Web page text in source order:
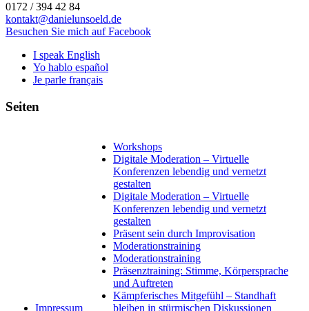
0172 / 394 42 84
kontakt@danielunsoeld.de
Besuchen Sie mich auf Facebook
I speak English
Yo hablo español
Je parle français
Seiten
Impressum
Workshops
Digitale Moderation – Virtuelle
Konferenzen lebendig und vernetzt
gestalten
Digitale Moderation – Virtuelle
Konferenzen lebendig und vernetzt
gestalten
Präsent sein durch Improvisation
Moderationstraining
Moderationstraining
Präsenztraining: Stimme, Körpersprache
und Auftreten
Kämpferisches Mitgefühl – Standhaft
bleiben in stürmischen Diskussionen